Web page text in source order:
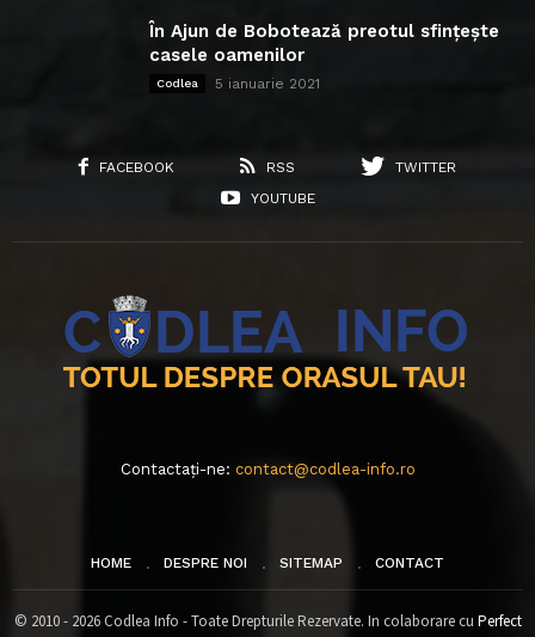
În Ajun de Bobotează preotul sfințește
casele oamenilor
Codlea 5 ianuarie 2021
FACEBOOK RSS
TWITTER
YOUTUBE
Contactați-ne: contact@codlea-info.ro
HOME DESPRE NOI SITEMAP CONTACT
© 2010 - 2026 Codlea Info - Toate Drepturile Rezervate. In colaborare cu Perfect